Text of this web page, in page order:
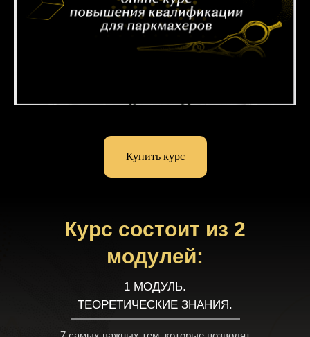
Купить курс
Курс состоит из 2
модулей:
1 МОДУЛЬ.
ТЕОРЕТИЧЕСКИЕ ЗНАНИЯ.